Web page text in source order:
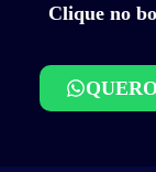
Clique no